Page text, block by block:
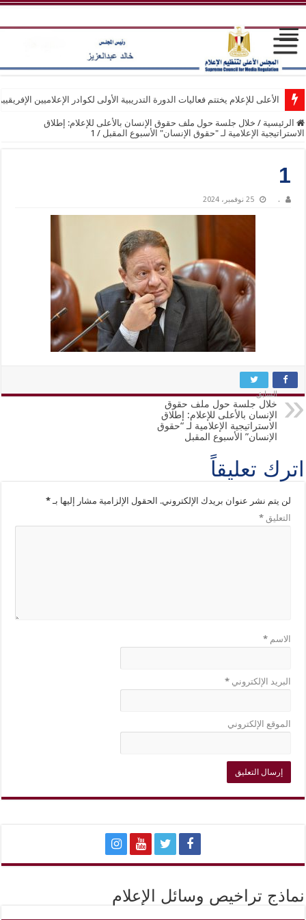
الأعلى للإعلام يختتم فعاليات الدورة التدريبية الأولى لكوادر الإعلاميين
الرئيسية / خلال جلسة حول ملف حقوق الإنسان بالأعلى للإعلام: إطلاق
الاستراتيجية الإعلامية لـ "حقوق الإنسان" الأسبوع المقبل /
1
1
. 25 نوفمبر، 2024
السابق
خلال جلسة حول ملف حقوق
الإنسان بالأعلى للإعلام: إطلاق
الاستراتيجية الإعلامية لـ “حقوق
الإنسان” الأسبوع المقبل
اترك تعليقاً
لن يتم نشر عنوان بريدك الإلكتروني. الحقول الإلزامية مشار إليها بـ*
التعليق*
الاسم*
البريد الإلكتروني*
الموقع الإلكتروني
نماذج تراخيص وسائل الإعلام